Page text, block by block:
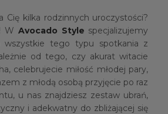
kilka rodzinnych uroczystości?
W Avocado Style specjalizujemy
wszystkie tego typu spotkania z
od tego, czy akurat witacie
celebrujecie miłość młodej pary,
z młodą osobą przyjęcie po raz
u nas znajdziesz zestaw ubrań,
i adekwatny do zbliżającej się